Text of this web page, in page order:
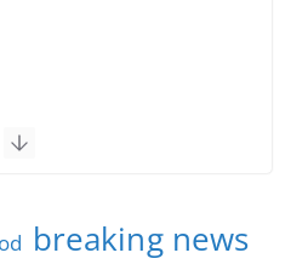
breaking news